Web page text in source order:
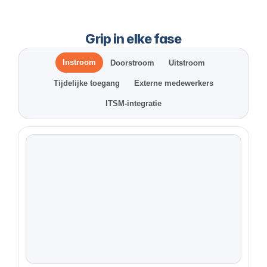
Grip in elke fase
Instroom Doorstroom Uitstroom
Tijdelijke toegang Externe medewerkers
ITSM-integratie